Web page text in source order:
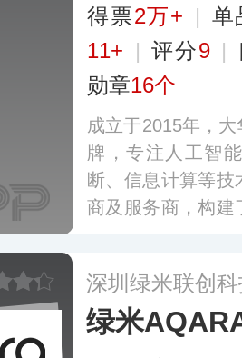
得票2万+ | 单
11+ | 评分9 |
勋章16个
成立于2015年，
牌，专注人工智
断、信息计算等
商及服务商，构建
态。更多
深圳绿米联创
绿米